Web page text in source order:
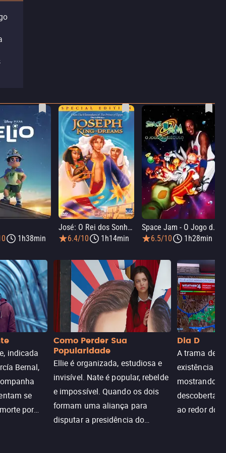
1h38min
José: O Rei dos Sonhos
6.4/10
1h14min
Space Jam - O Jogo do Século
6.5/10
1h28min
indicada
Bernal,
se
por
Como Perder Sua
Popularidade
Ellie é organizada, estudiosa e
invisível. Nate é popular, rebelde
e impossível. Quando os dois
formam uma aliança para
disputar a presidência do
Dia D
A trama de
existência
mostrando
descoberta
ao redor do